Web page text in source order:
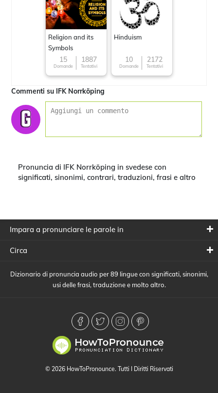
Religion and its
Symbols
15
Domande
1887
Tentativi
Hinduism
10
Domande
2172
Tentativi
Commenti su IFK Norrköping
Pronuncia di IFK Norrköping in svedese con
significati, sinonimi, contrari, traduzioni, frasi e altro
Impara a pronunciare le parole in
Circa
Dizionario di pronuncia audio per 89 lingue con significati, sinonimi,
usi delle frasi, traduzione e molto altro.
© 2026 HowToPronounce. Tutti I Diritti Riservati